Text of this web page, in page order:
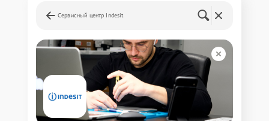
Сервисный центр Indesit